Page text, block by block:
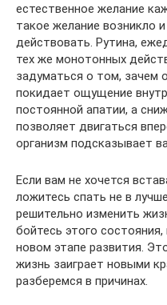
естественное желание
такое желание возникло
действовать. Рутина,
тех же монотонных
задуматься о том, зачем
покидает ощущение
постоянной апатии, а
позволяет двигаться
организм подсказывает
Если вам не хочется
ложитесь спать не в
решительно изменить
бойтесь этого
новом этапе развития.
жизнь заиграет новыми
разберемся в причинах.